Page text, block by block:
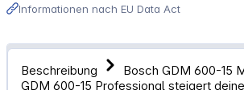
Informationen nach EU Data Act
Beschreibung
Bosch GDM 600-15
GDM 600-15 Professional steigert